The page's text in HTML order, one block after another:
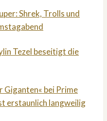
Shrek, Trolls und
Tezel beseitigt die
Giganten« bei Prime
erstaunlich langweilig